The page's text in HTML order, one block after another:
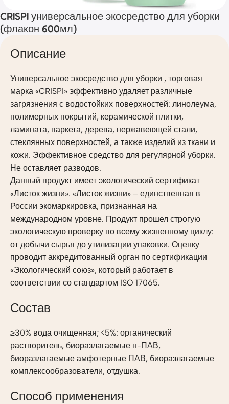
CRISPI универсальное экосредство для уборки
(флакон 600мл)
Описание
Универсальное экосредство для уборки , торговая
марка «CRISPI» эффективно удаляет различные
загрязнения с водостойких поверхностей: линолеума,
полимерных покрытий, керамической плитки,
ламината, паркета, дерева, нержавеющей стали,
стеклянных поверхностей, а также изделий из ткани и
кожи. Эффективное средство для регулярной уборки.
Не оставляет разводов.
Данный продукт имеет экологический сертификат
«Листок жизни». «Листок жизни» – единственная в
России экомаркировка, признанная на
международном уровне. Продукт прошел строгую
экологическую проверку по всему жизненному циклу:
от добычи сырья до утилизации упаковки. Оценку
проводит аккредитованный орган по сертификации
«Экологический союз», который работает в
соответствии со стандартом ISO 17065.
Состав
≥30% вода очищенная; <5%: органический
растворитель, биоразлагаемые н-ПАВ,
биоразлагаемые амфотерные ПАВ, биоразлагаемые
комплексообразователи, отдушка.
Способ применения